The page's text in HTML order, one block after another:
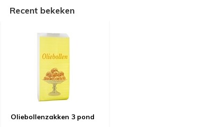
Recent bekeken
Oliebollenzakken 3 pond